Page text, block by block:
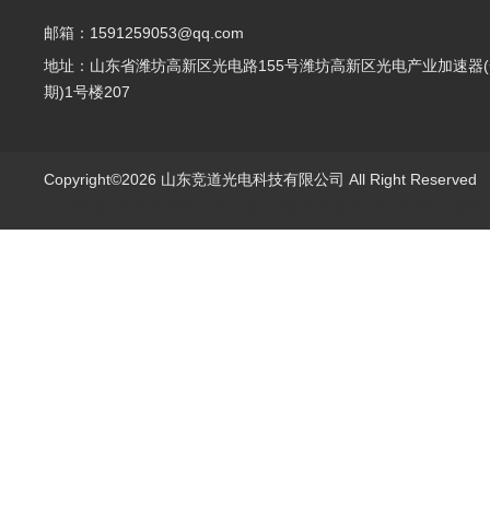
邮箱：1591259053@qq.com
地址：山东省潍坊高新区光电路155号潍坊高新区光电产业加速器
期)1号楼207
Copyright©2026 山东竞道光电科技有限公司 All Right